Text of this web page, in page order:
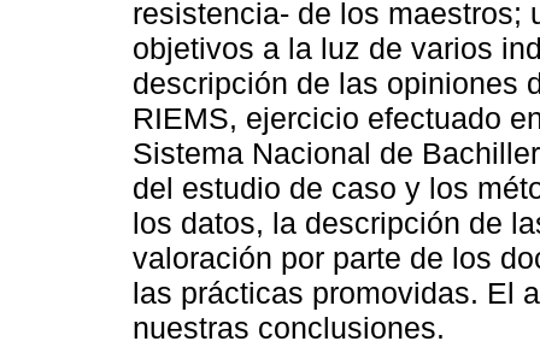
resistencia- de los maestros;
objetivos a la luz de varios
descripción de las opiniones
RIEMS, ejercicio efectuado
Sistema Nacional de
del estudio de caso y los
los datos, la descripción de
valoración por parte de los
las prácticas promovidas. El
nuestras conclusiones.